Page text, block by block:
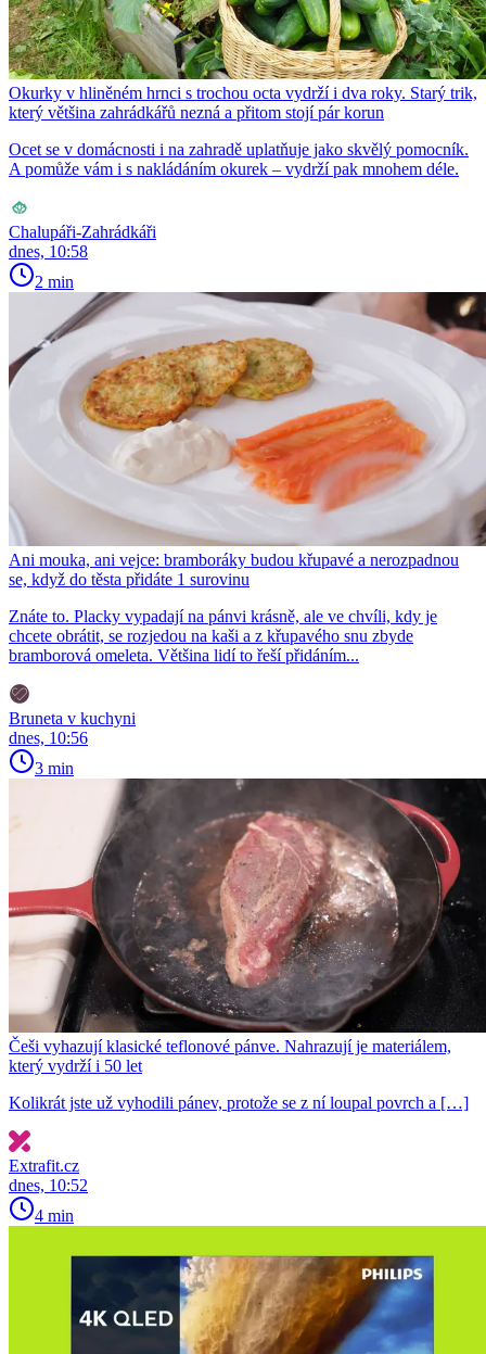
Okurky v hliněném hrnci s trochou octa vydrží i dva roky. Starý trik,
který většina zahrádkářů nezná a přitom stojí pár korun
Ocet se v domácnosti i na zahradě uplatňuje jako skvělý pomocník.
A pomůže vám i s nakládáním okurek – vydrží pak mnohem déle.
Chalupáři-Zahrádkáři
dnes, 10:58
2 min
Ani mouka, ani vejce: bramboráky budou křupavé a nerozpadnou
se, když do těsta přidáte 1 surovinu
Znáte to. Placky vypadají na pánvi krásně, ale ve chvíli, kdy je
chcete obrátit, se rozjedou na kaši a z křupavého snu zbyde
bramborová omeleta. Většina lidí to řeší přidáním...
Bruneta v kuchyni
dnes, 10:56
3 min
Češi vyhazují klasické teflonové pánve. Nahrazují je materiálem,
který vydrží i 50 let
Kolikrát jste už vyhodili pánev, protože se z ní loupal povrch a […]
Extrafit.cz
dnes, 10:52
4 min